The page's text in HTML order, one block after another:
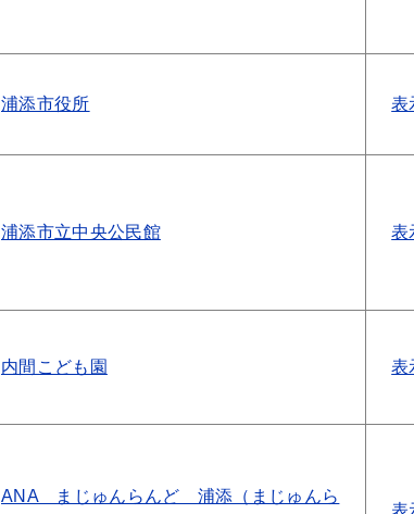
浦添市役所 表
浦添市立中央公民館 表
内間こども園 表
ANA まじゅんらんど 浦添（まじゅんら
表